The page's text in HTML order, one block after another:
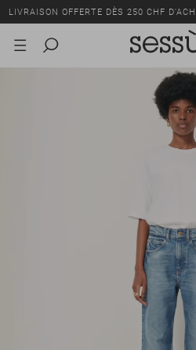
LIVRAISON OFFERTE DÈS 250 CHF
TOUS LES PRIX INCLUENT LA TVA ET
LIVRAISON OFFERTE DÈS 250 CHF
TOUS LES PRIX INCLUENT LA TVA ET